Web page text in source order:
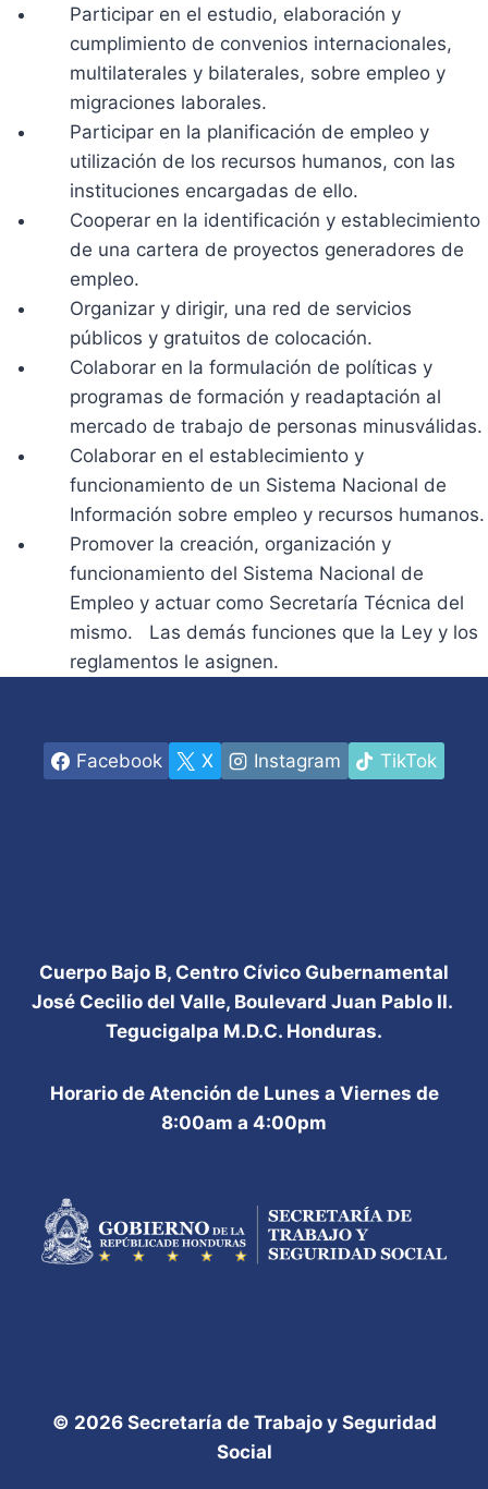
Participar en el estudio, elaboración y
cumplimiento de convenios internacionales,
multilaterales y bilaterales, sobre empleo y
migraciones laborales.
Participar en la planificación de empleo y
utilización de los recursos humanos, con las
instituciones encargadas de ello.
Cooperar en la identificación y establecimiento
de una cartera de proyectos generadores de
empleo.
Organizar y dirigir, una red de servicios
públicos y gratuitos de colocación.
Colaborar en la formulación de políticas y
programas de formación y readaptación al
mercado de trabajo de personas minusválidas.
Colaborar en el establecimiento y
funcionamiento de un Sistema Nacional de
Información sobre empleo y recursos humanos.
Promover la creación, organización y
funcionamiento del Sistema Nacional de
Empleo y actuar como Secretaría Técnica del
mismo. Las demás funciones que la Ley y los
reglamentos le asignen.
Facebook X Instagram TikTok
Cuerpo Bajo B, Centro Cívico Gubernamental
José Cecilio del Valle, Boulevard Juan Pablo II.
Tegucigalpa M.D.C. Honduras.
Horario de Atención de Lunes a Viernes de
8:00am a 4:00pm
© 2026 Secretaría de Trabajo y Seguridad
Social